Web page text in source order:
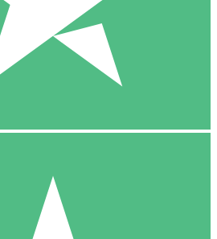
1 Download
10
US$1500
10 Download
20